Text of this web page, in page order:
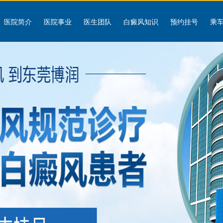
医院简介 医院事业 医生团队 白癜风知识 预约挂号 乘